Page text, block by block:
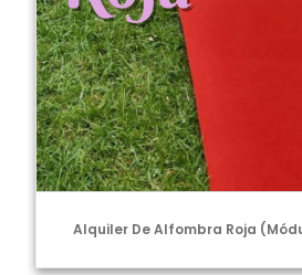
Alquiler De Alfombra Roja